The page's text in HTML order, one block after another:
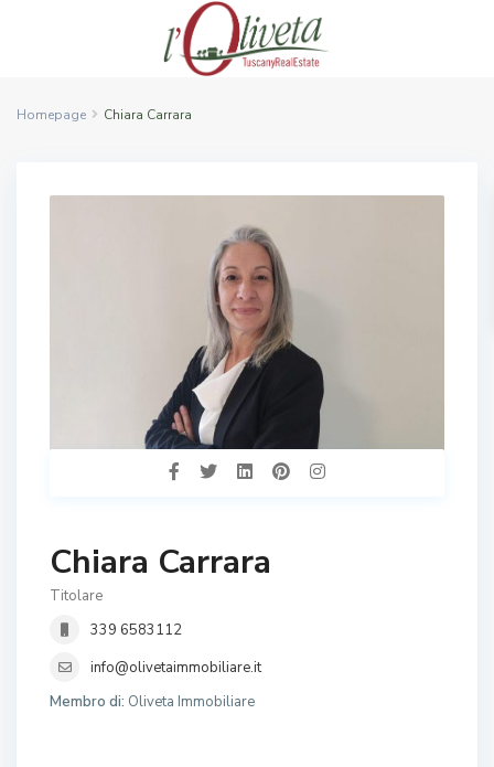
Homepage Chiara Carrara
Chiara Carrara
Titolare
339 6583112
info@olivetaimmobiliare.it
Membro di: Oliveta Immobiliare